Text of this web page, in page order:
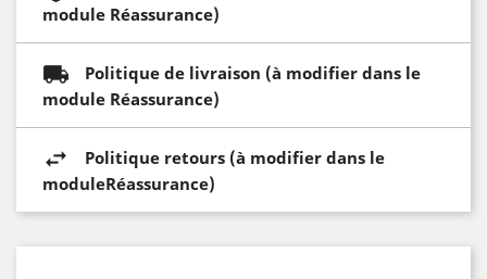
module Réassurance)
Politique de livraison (à modifier dans le
module Réassurance)
Politique retours (à modifier dans le
moduleRéassurance)